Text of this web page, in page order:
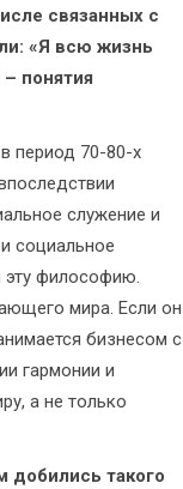
связанных с
«Я всю жизнь
понятия
период 70-80-х
служение и
социальное
эту философию.
мира. Если он
бизнесом с
гармонии и
а не только
добились такого